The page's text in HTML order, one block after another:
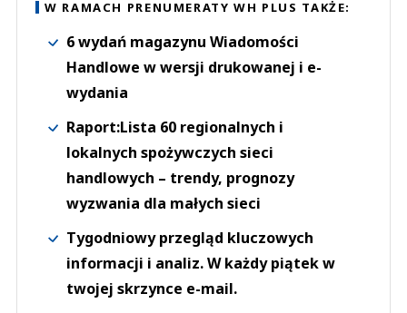
W RAMACH PRENUMERATY WH PLUS TAKŻE:
6 wydań magazynu Wiadomości
Handlowe w wersji drukowanej i e-
wydania
Raport:Lista 60 regionalnych i
lokalnych spożywczych sieci
handlowych – trendy, prognozy
wyzwania dla małych sieci
Tygodniowy przegląd kluczowych
informacji i analiz. W każdy piątek w
twojej skrzynce e-mail.